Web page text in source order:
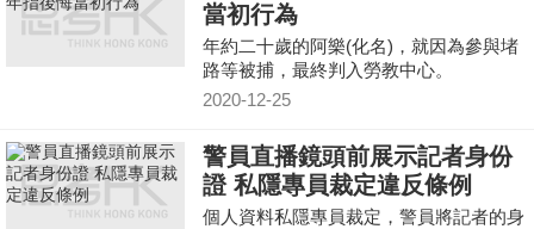
當初行為
年約二十歲的阿樂(化名)，就因為參與堵
路等被捕，最終判入勞教中心。
2020-12-25
警員直播鏡頭前展示記者身份
證 私隱專員裁定違反條例
個人資料私隱專員裁定，警員將記者的身